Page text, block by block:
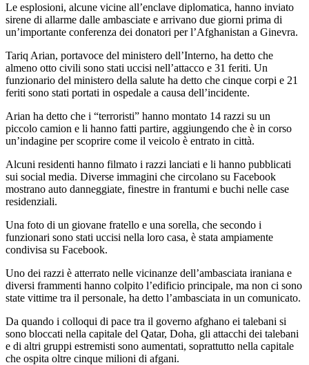
Le esplosioni, alcune vicine all’enclave diplomatica, hanno inviato
sirene di allarme dalle ambasciate e arrivano due giorni prima di
un’importante conferenza dei donatori per l’Afghanistan a Ginevra.
Tariq Arian, portavoce del ministero dell’Interno, ha detto che
almeno otto civili sono stati uccisi nell’attacco e 31 feriti. Un
funzionario del ministero della salute ha detto che cinque corpi e 21
feriti sono stati portati in ospedale a causa dell’incidente.
Arian ha detto che i “terroristi” hanno montato 14 razzi su un
piccolo camion e li hanno fatti partire, aggiungendo che è in corso
un’indagine per scoprire come il veicolo è entrato in città.
Alcuni residenti hanno filmato i razzi lanciati e li hanno pubblicati
sui social media. Diverse immagini che circolano su Facebook
mostrano auto danneggiate, finestre in frantumi e buchi nelle case
residenziali.
Una foto di un giovane fratello e una sorella, che secondo i
funzionari sono stati uccisi nella loro casa, è stata ampiamente
condivisa su Facebook.
Uno dei razzi è atterrato nelle vicinanze dell’ambasciata iraniana e
diversi frammenti hanno colpito l’edificio principale, ma non ci sono
state vittime tra il personale, ha detto l’ambasciata in un comunicato.
Da quando i colloqui di pace tra il governo afghano ei talebani si
sono bloccati nella capitale del Qatar, Doha, gli attacchi dei talebani
e di altri gruppi estremisti sono aumentati, soprattutto nella capitale
che ospita oltre cinque milioni di afgani.